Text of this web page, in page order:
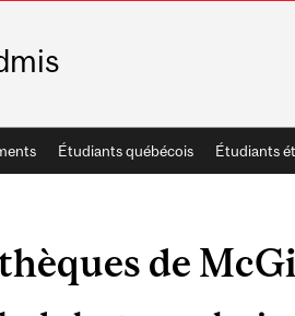
Étudiants québécois Étudiants
de